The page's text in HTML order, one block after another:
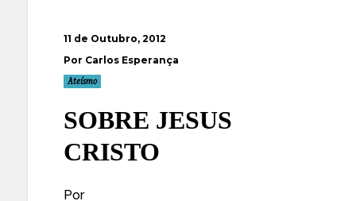
11 de Outubro, 2012
Por Carlos Esperança
Ateísmo
SOBRE JESUS
CRISTO
Por